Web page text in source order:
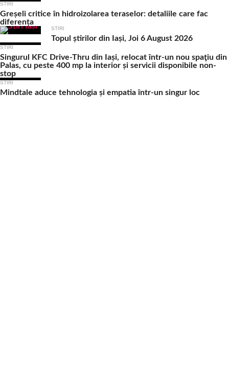
STIRI
Greșeli critice în hidroizolarea teraselor: detaliile care fac
diferența
STIRI
Topul știrilor din Iași, Joi 6 August 2026
STIRI
Singurul KFC Drive-Thru din Iași, relocat într-un nou spaţiu din
Palas, cu peste 400 mp la interior și servicii disponibile non-
stop
STIRI
Mindtale aduce tehnologia și empatia într-un singur loc